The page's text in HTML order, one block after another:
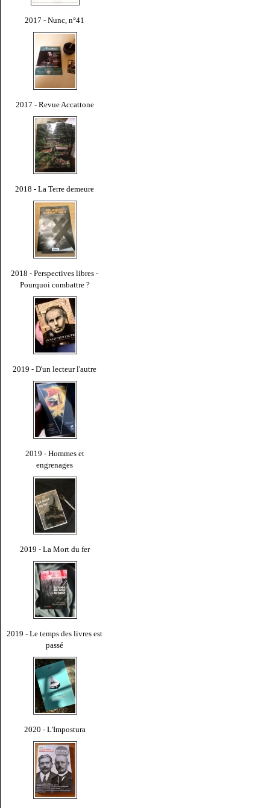
2017 - Nunc, n°41
2017 - Revue Accattone
2018 - La Terre demeure
2018 - Perspectives libres -
Pourquoi combattre ?
2019 - D'un lecteur l'autre
2019 - Hommes et
engrenages
2019 - La Mort du fer
2019 - Le temps des livres est
passé
2020 - L'Impostura